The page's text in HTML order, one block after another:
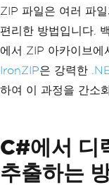
ZIP 파일은 여러 파
편리한 방법입니다.
에서 ZIP 아카이브에
IronZIP은 강력한
하여 이 과정을 간소
C#에서 디
추출하는